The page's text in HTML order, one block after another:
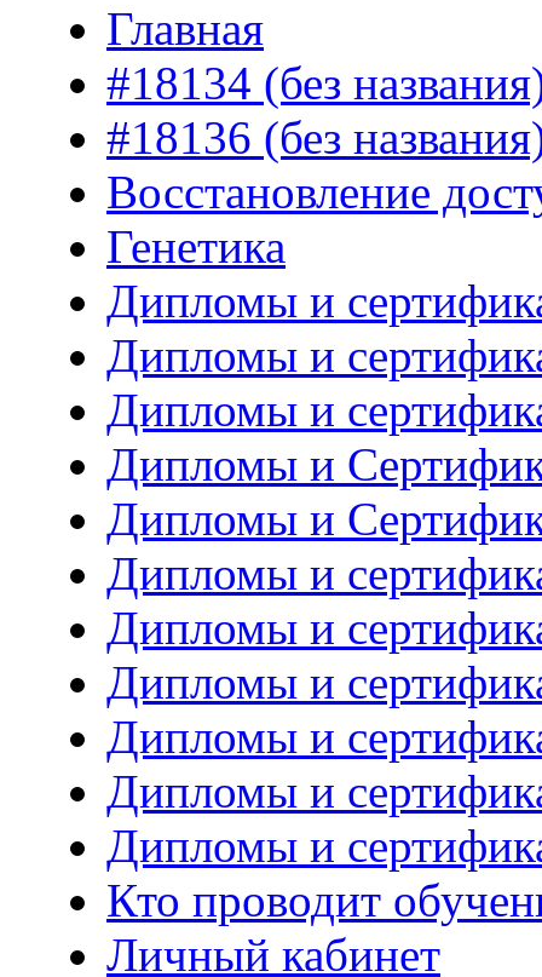
Главная
#18134 (без
#18136 (без
Восстановление
Генетика
Дипломы и
Дипломы и
Дипломы и
Дипломы и
Дипломы и
Дипломы и
Дипломы и
Дипломы и
Дипломы и
Дипломы и
Дипломы и
Кто проводит
Личный кабинет